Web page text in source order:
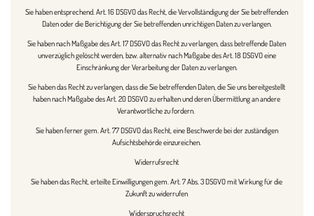
Sie haben entsprechend. Art. 16 DSGVO das Recht, die Vervollständigung der Sie betreffenden
Daten oder die Berichtigung der Sie betreffenden unrichtigen Daten zu verlangen.
Sie haben nach Maßgabe des Art. 17 DSGVO das Recht zu verlangen, dass betreffende Daten
unverzüglich gelöscht werden, bzw. alternativ nach Maßgabe des Art. 18 DSGVO eine
Einschränkung der Verarbeitung der Daten zu verlangen.
Sie haben das Recht zu verlangen, dass die Sie betreffenden Daten, die Sie uns bereitgestellt
haben nach Maßgabe des Art. 20 DSGVO zu erhalten und deren Übermittlung an andere
Verantwortliche zu fordern.
Sie haben ferner gem. Art. 77 DSGVO das Recht, eine Beschwerde bei der zuständigen
Aufsichtsbehörde einzureichen.
Widerrufsrecht
Sie haben das Recht, erteilte Einwilligungen gem. Art. 7 Abs. 3 DSGVO mit Wirkung für die
Zukunft zu widerrufen
Widerspruchsrecht